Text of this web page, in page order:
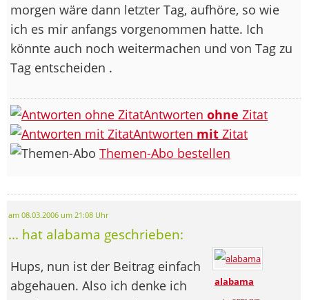
morgen wäre dann letzter Tag, aufhöre, so wie
ich es mir anfangs vorgenommen hatte. Ich
könnte auch noch weitermachen und von Tag zu
Tag entscheiden .
Antworten ohne Zitat
Antworten mit Zitat
Themen-Abo bestellen
am 08.03.2006 um 21:08 Uhr
... hat alabama geschrieben:
alabama
Hups, nun ist der Beitrag einfach
abgehauen. Also ich denke ich